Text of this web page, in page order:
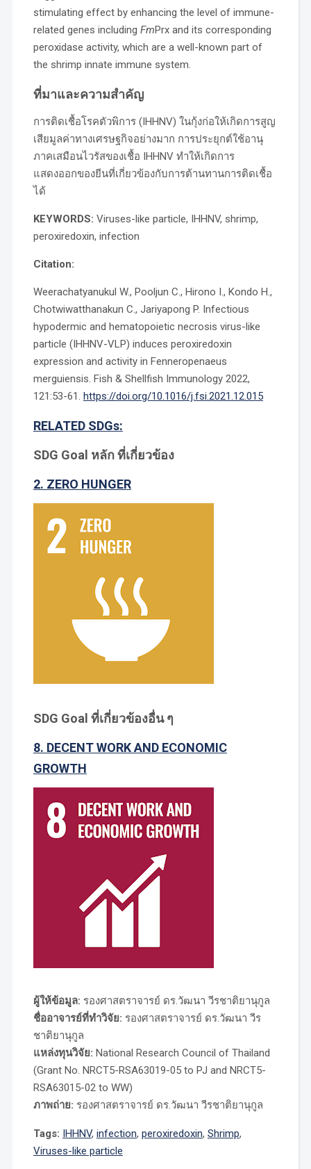
stimulating effect by enhancing the level of immune-
related genes including FmPrx and its corresponding
peroxidase activity, which are a well-known part of
the shrimp innate immune system.
ที่มาและความสำคัญ
การติดเชื้อโรคตัวพิการ (IHHNV) ในกุ้งก่อให้เกิดการสูญ
เสียมูลค่าทางเศรษฐกิจอย่างมาก การประยุกต์ใช้อานุ
ภาคเสมือนไวรัสของเชื้อ IHHNV ทำให้เกิดการ
แสดงออกของยีนที่เกี่ยวข้องกับการต้านทานการติดเชื้อ
ได้
KEYWORDS: Viruses-like particle, IHHNV, shrimp,
peroxiredoxin, infection
Citation:
Weerachatyanukul W., Pooljun C., Hirono I., Kondo H.,
Chotwiwatthanakun C., Jariyapong P. Infectious
hypodermic and hematopoietic necrosis virus-like
particle (IHHNV-VLP) induces peroxiredoxin
expression and activity in Fenneropenaeus
merguiensis. Fish & Shellfish Immunology 2022,
121:53-61. https://doi.org/10.1016/j.fsi.2021.12.015
RELATED SDGs:
SDG Goal หลัก ที่เกี่ยวข้อง
2. ZERO HUNGER
SDG Goal ที่เกี่ยวข้องอื่น ๆ
8. DECENT WORK AND ECONOMIC
GROWTH
ผู้ให้ข้อมูล: รองศาสตราจารย์ ดร.วัฒนา วีรชาติยานุกูล
ชื่ออาจารย์ที่ทำวิจัย: รองศาสตราจารย์ ดร.วัฒนา วีร
ชาติยานุกูล
แหล่งทุนวิจัย: National Research Council of Thailand
(Grant No. NRCT5-RSA63019-05 to PJ and NRCT5-
RSA63015-02 to WW)
ภาพถ่าย: รองศาสตราจารย์ ดร.วัฒนา วีรชาติยานุกูล
Tags: IHHNV, infection, peroxiredoxin, Shrimp,
Viruses-like particle